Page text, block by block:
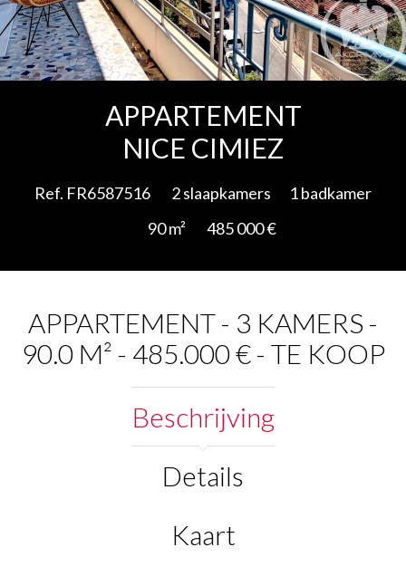
APPARTEMENT
NICE CIMIEZ
Ref. FR6587516 2 slaapkamers
1 badkamer
90 m²
485 000 €
APPARTEMENT - 3 KAMERS -
90.0 M² - 485.000 € - TE KOOP
Beschrijving
Details
Kaart